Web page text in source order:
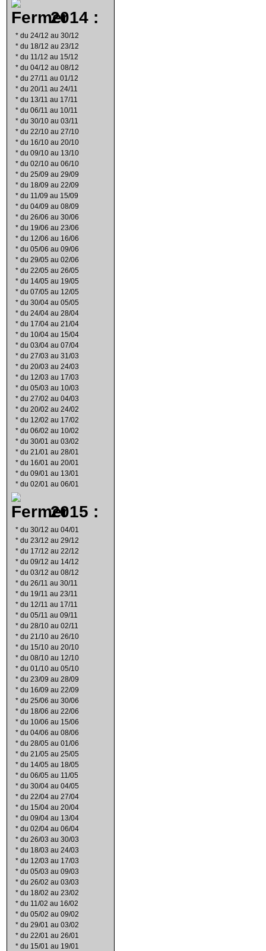
2014 :
* du 24/12 au 30/12
* du 18/12 au 23/12
* du 11/12 au 15/12
* du 04/12 au 08/12
* du 27/11 au 01/12
* du 20/11 au 24/11
* du 13/11 au 17/11
* du 06/11 au 10/11
* du 30/10 au 03/11
* du 22/10 au 27/10
* du 16/10 au 20/10
* du 09/10 au 13/10
* du 02/10 au 06/10
* du 25/09 au 29/09
* du 18/09 au 22/09
* du 11/09 au 15/09
* du 04/09 au 08/09
* du 26/06 au 30/06
* du 19/06 au 23/06
* du 12/06 au 16/06
* du 05/06 au 09/06
* du 29/05 au 02/06
* du 22/05 au 26/05
* du 14/05 au 19/05
* du 07/05 au 12/05
* du 30/04 au 05/05
* du 24/04 au 28/04
* du 17/04 au 21/04
* du 10/04 au 15/04
* du 03/04 au 07/04
* du 27/03 au 31/03
* du 20/03 au 24/03
* du 12/03 au 17/03
* du 05/03 au 10/03
* du 27/02 au 04/03
* du 20/02 au 24/02
* du 12/02 au 17/02
* du 06/02 au 10/02
* du 30/01 au 03/02
* du 21/01 au 28/01
* du 16/01 au 20/01
* du 09/01 au 13/01
* du 02/01 au 06/01
2015 :
* du 30/12 au 04/01
* du 23/12 au 29/12
* du 17/12 au 22/12
* du 09/12 au 14/12
* du 03/12 au 08/12
* du 26/11 au 30/11
* du 19/11 au 23/11
* du 12/11 au 17/11
* du 05/11 au 09/11
* du 28/10 au 02/11
* du 21/10 au 26/10
* du 15/10 au 20/10
* du 08/10 au 12/10
* du 01/10 au 05/10
* du 23/09 au 28/09
* du 16/09 au 22/09
* du 25/06 au 30/06
* du 18/06 au 22/06
* du 10/06 au 15/06
* du 04/06 au 08/06
* du 28/05 au 01/06
* du 21/05 au 25/05
* du 14/05 au 18/05
* du 06/05 au 11/05
* du 30/04 au 04/05
* du 22/04 au 27/04
* du 15/04 au 20/04
* du 09/04 au 13/04
* du 02/04 au 06/04
* du 26/03 au 30/03
* du 18/03 au 24/03
* du 12/03 au 17/03
* du 05/03 au 09/03
* du 26/02 au 03/03
* du 18/02 au 23/02
* du 11/02 au 16/02
* du 05/02 au 09/02
* du 29/01 au 03/02
* du 22/01 au 26/01
* du 15/01 au 19/01